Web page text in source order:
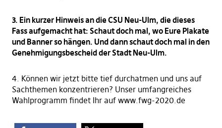
3. Ein kurzer Hinweis an die CSU Neu-Ulm, die dieses
Fass aufgemacht hat: Schaut doch mal, wo Eure Plakate
und Banner so hängen. Und dann schaut doch mal in den
Genehmigungsbescheid der Stadt Neu-Ulm.
4. Können wir jetzt bitte tief durchatmen und uns auf
Sachthemen konzentrieren? Unser umfangreiches
Wahlprogramm findet Ihr auf www.fwg-2020.de